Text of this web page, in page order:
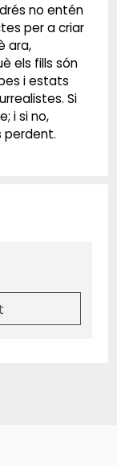
no entén
per a criar
ara,
els fills són
i estats
Si
i si no,
perdent.